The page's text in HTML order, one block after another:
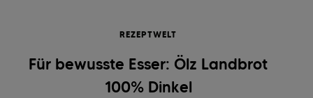
REZEPTWELT
Für bewusste Esser: Ölz Landbrot
100% Dinkel